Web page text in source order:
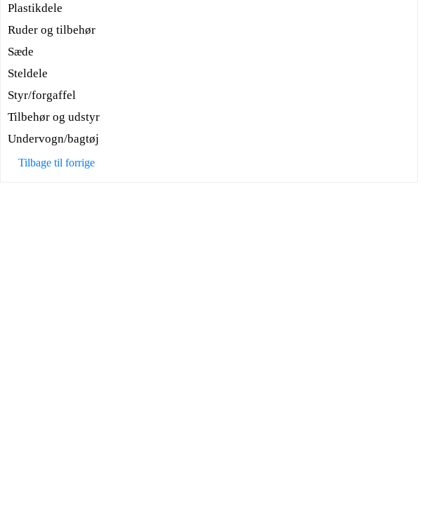
Plastikdele
Ruder og tilbehør
Sæde
Steldele
Styr/forgaffel
Tilbehør og udstyr
Undervogn/bagtøj
Tilbage til forrige